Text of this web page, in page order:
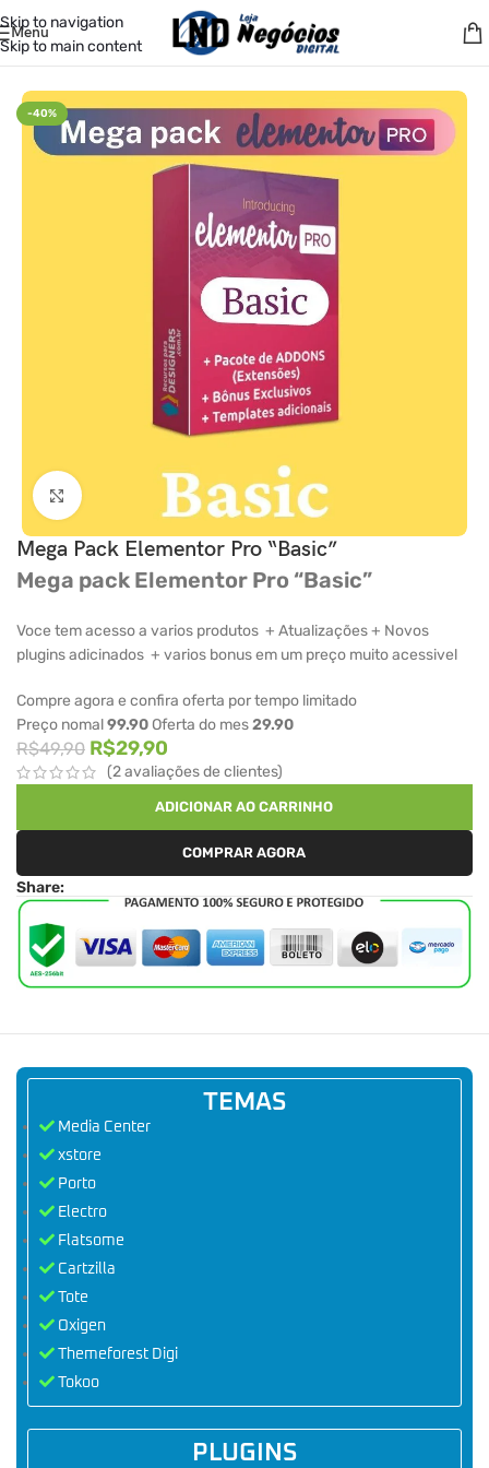
Skip to navigation
Skip to main content
Menu
Início/Produtos Digitais Super Packs
-40%
Clique para ampliar
Mega Pack Elementor Pro “Basic”
Mega pack Elementor Pro “Basic”
Voce tem acesso a varios produtos + Atualizações + Novos
plugins adicinados + varios bonus em um preço muito acessivel
Compre agora e confira oferta por tempo limitado
Preço nomal99.90 Oferta do mes29.90
R$49,90 R$29,90
(2avaliações de clientes)
ADICIONAR AO CARRINHO
COMPRAR AGORA
Share:
TEMAS
Media Center
xstore
Porto
Electro
Flatsome
Cartzilla
Tote
Oxigen
Themeforest Digi
Tokoo
PLUGINS